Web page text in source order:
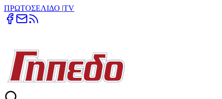
ΠΡΩΤΟΣΕΛΙΔΟ |TV